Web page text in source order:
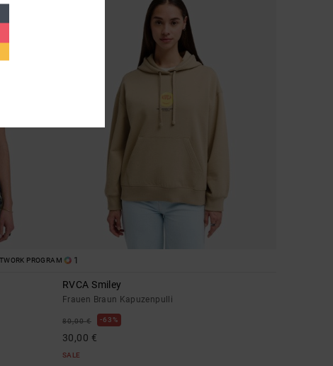
PROGRAM 1
RVCA Smiley
Frauen Braun Kapuzenpulli
80,00 € 63%
30,00 €
SALE